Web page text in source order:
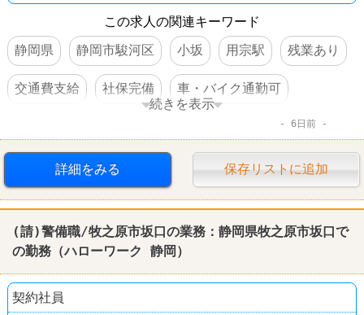
この求人の関連キーワード
静岡県
静岡市駿河区 小坂 用宗駅 残業あり
交通費支給 社保完備 車・バイク通勤可
続きを表示
6日前
詳細をみる 保存リストに追加
(請)警備職/牧之原市坂口の業務： 静岡県牧之原市坂口で
の勤務（ハローワーク 静岡 ）
契約社員